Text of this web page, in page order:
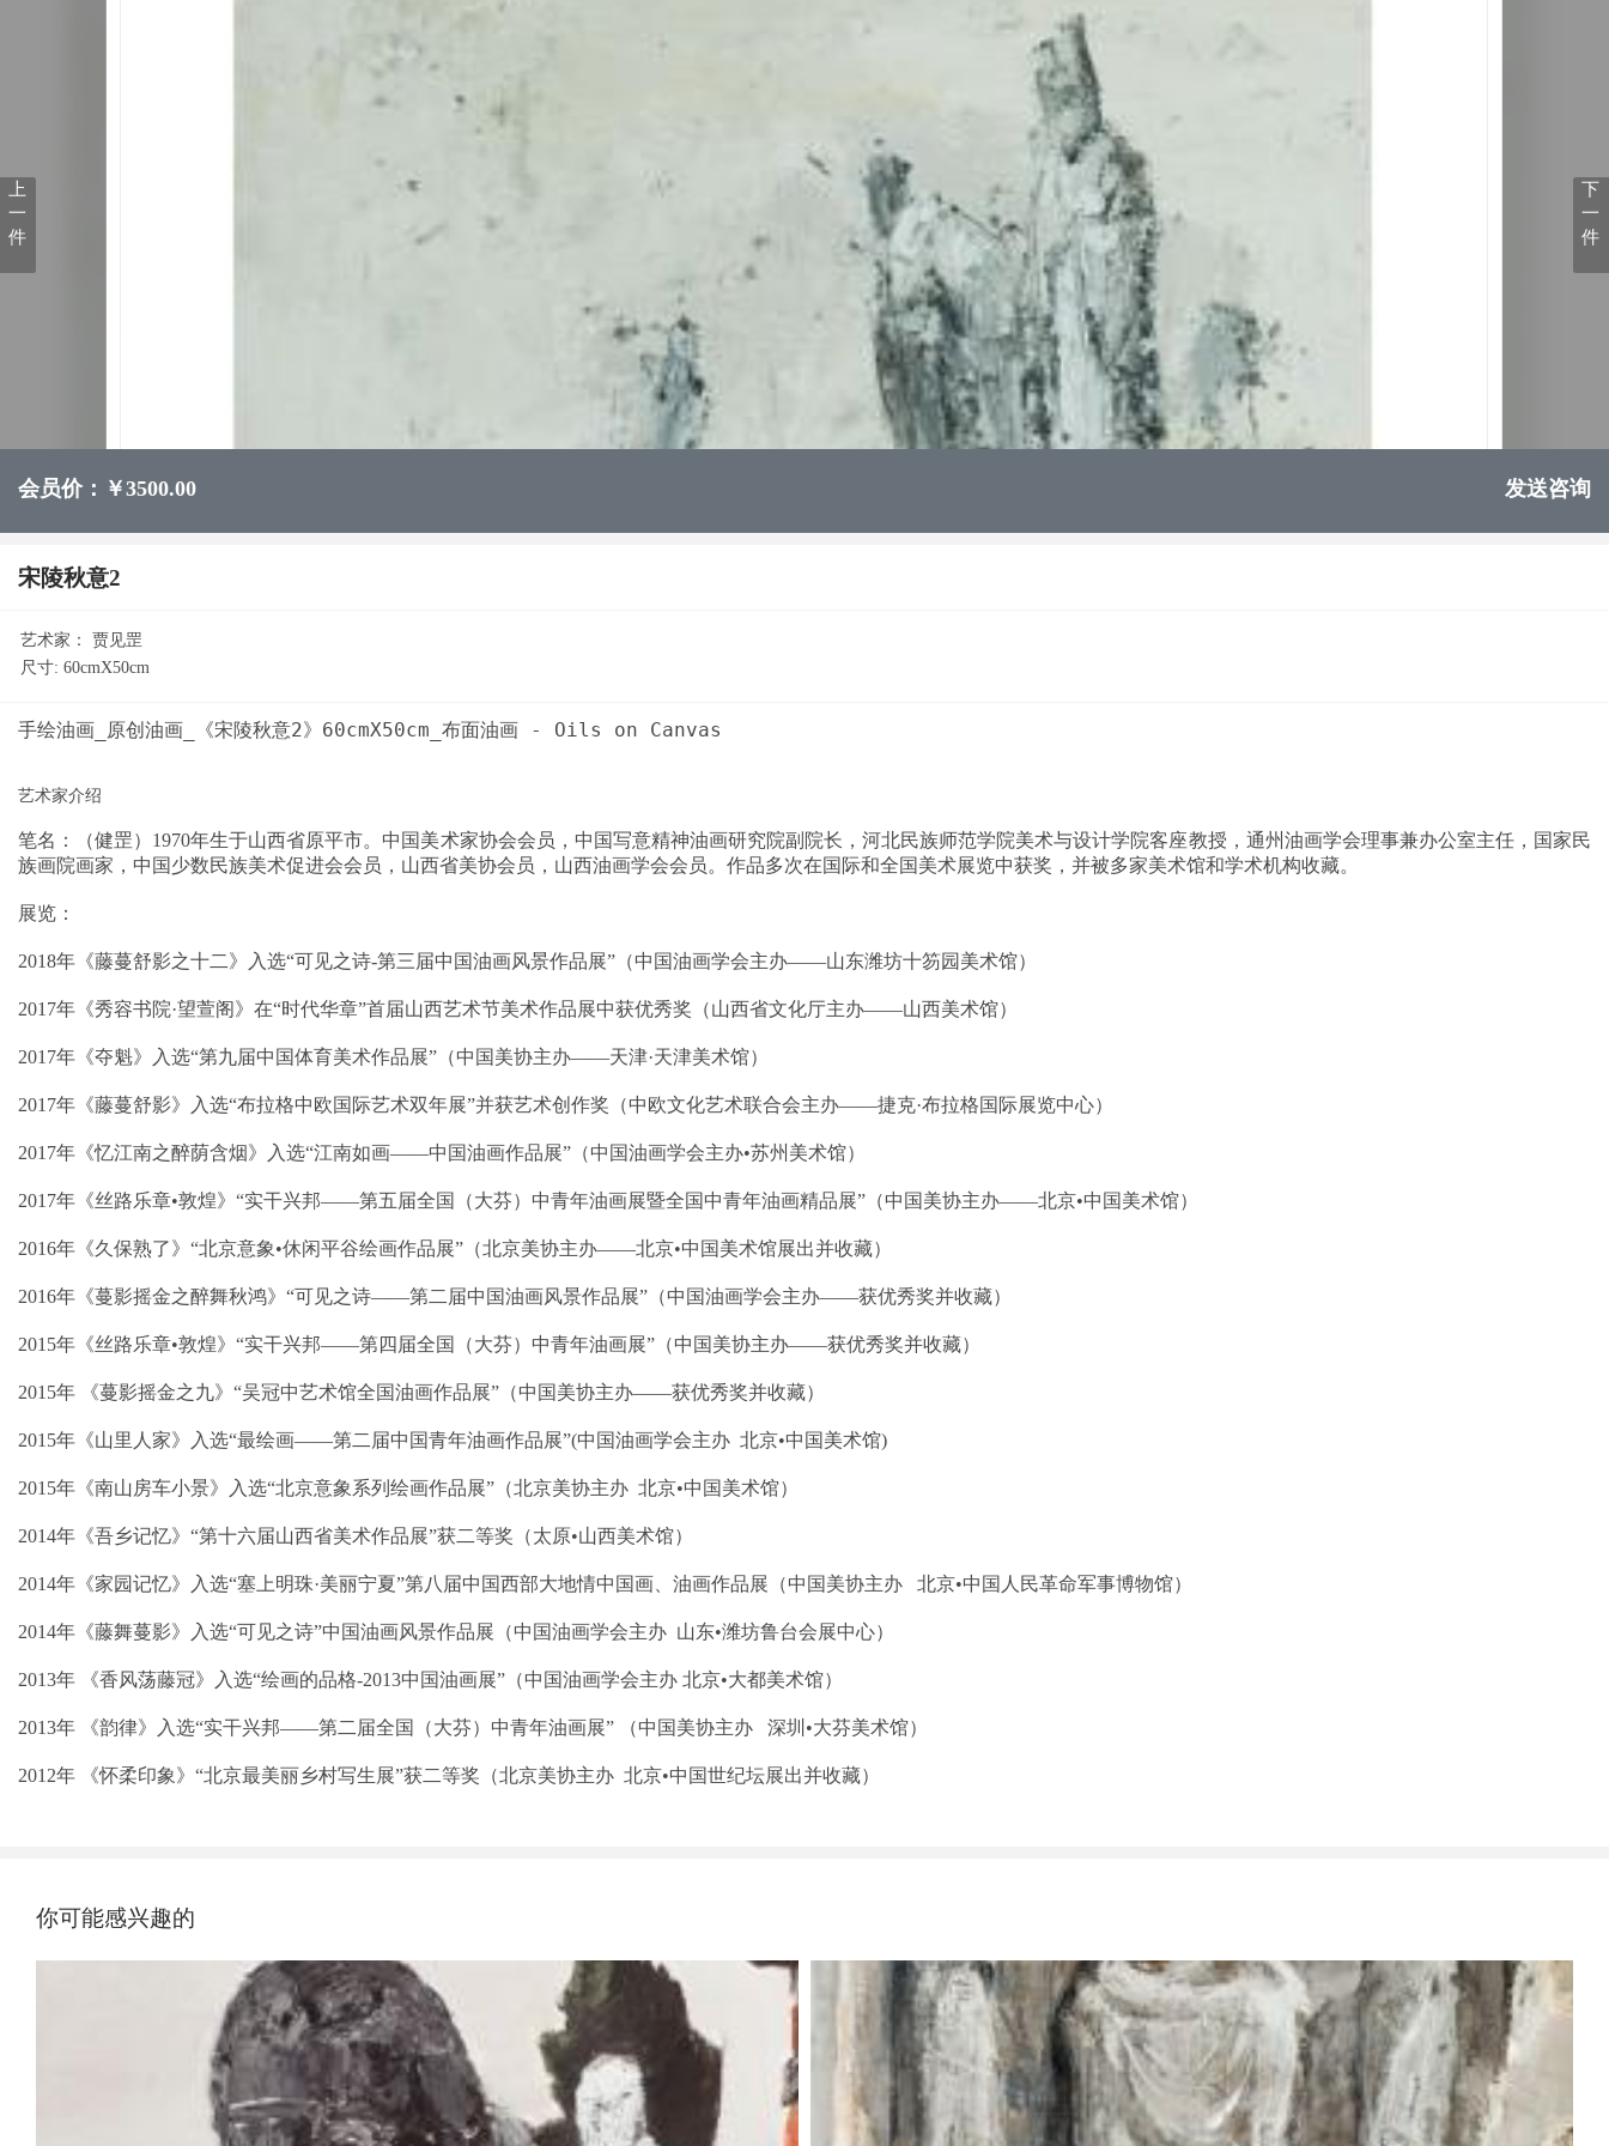
上
一
件
下
一
件
会员价：￥3500.00 发送咨询
宋陵秋意2
艺术家：
贾见罡
尺寸: 60cmX50cm
笔名：（健罡）1970年生于山西省原平市。中国美术家协会会员，中国写意精神油画研究院副院长，河北民族师范学院美术与设计学院客座教授，通州油画学会理事兼办公室主任，国家民
族画院画家，中国少数民族美术促进会会员，山西省美协会员，山西油画学会会员。作品多次在国际和全国美术展览中获奖，并被多家美术馆和学术机构收藏。
展览：
2018年《藤蔓舒影之十二》入选“可见之诗-第三届中国油画风景作品展”（中国油画学会主办——山东潍坊十笏园美术馆）
2017年《秀容书院·望萱阁》在“时代华章”首届山西艺术节美术作品展中获优秀奖（山西省文化厅主办——山西美术馆）
2017年《夺魁》入选“第九届中国体育美术作品展”（中国美协主办——天津·天津美术馆）
2017年《藤蔓舒影》入选“布拉格中欧国际艺术双年展”并获艺术创作奖（中欧文化艺术联合会主办——捷克·布拉格国际展览中心）
2017年《忆江南之醉荫含烟》入选“江南如画——中国油画作品展”（中国油画学会主办•苏州美术馆）
2017年《丝路乐章•敦煌》“实干兴邦——第五届全国（大芬）中青年油画展暨全国中青年油画精品展”（中国美协主办——北京•中国美术馆）
2016年《久保熟了》“北京意象•休闲平谷绘画作品展”（北京美协主办——北京•中国美术馆展出并收藏）
2016年《蔓影摇金之醉舞秋鸿》“可见之诗——第二届中国油画风景作品展”（中国油画学会主办——获优秀奖并收藏）
2015年《丝路乐章•敦煌》“实干兴邦——第四届全国（大芬）中青年油画展”（中国美协主办——获优秀奖并收藏）
2015年 《蔓影摇金之九》“吴冠中艺术馆全国油画作品展”（中国美协主办——获优秀奖并收藏）
2015年《山里人家》入选“最绘画——第二届中国青年油画作品展”(中国油画学会主办 北京•中国美术馆)
2015年《南山房车小景》入选“北京意象系列绘画作品展”（北京美协主办 北京•中国美术馆）
2014年《吾乡记忆》“第十六届山西省美术作品展”获二等奖（太原•山西美术馆）
2014年《家园记忆》入选“塞上明珠·美丽宁夏”第八届中国西部大地情中国画、油画作品展（中国美协主办 北京•中国人民革命军事博物馆）
2014年《藤舞蔓影》入选“可见之诗”中国油画风景作品展（中国油画学会主办 山东•潍坊鲁台会展中心）
2013年 《香风荡藤冠》入选“绘画的品格-2013中国油画展”（中国油画学会主办 北京•大都美术馆）
2013年 《韵律》入选“实干兴邦——第二届全国（大芬）中青年油画展” （中国美协主办 深圳•大芬美术馆）
2012年 《怀柔印象》“北京最美丽乡村写生展”获二等奖（北京美协主办 北京•中国世纪坛展出并收藏）
你可能感兴趣的